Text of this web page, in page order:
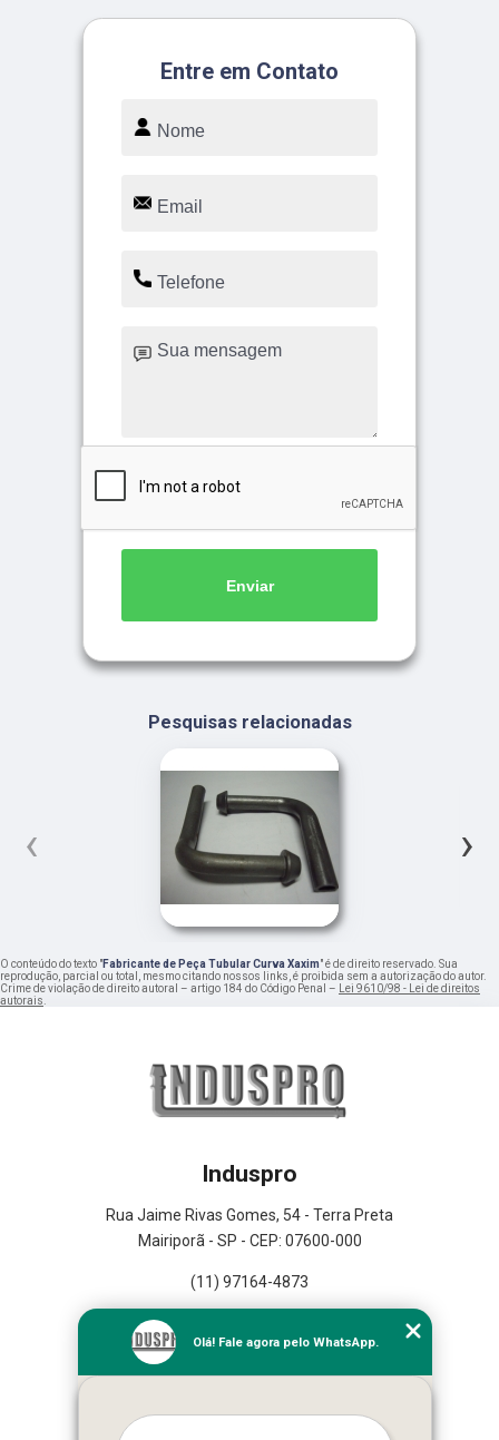
Entre em Contato
Enviar
Pesquisas relacionadas
‹ ›
O conteúdo do texto "Fabricante de Peça Tubular Curva Xaxim" é de direito reservado. Sua
reprodução, parcial ou total, mesmo citando nossos links, é proibida sem a autorização do autor.
Crime de violação de direito autoral – artigo 184 do Código Penal – Lei 9610/98 - Lei de direitos
autorais.
Induspro
Rua Jaime Rivas Gomes, 54 - Terra Preta
Mairiporã - SP - CEP: 07600-000
(11) 97164-4873
Empresa
Missão
Olá! Fale agora pelo WhatsApp.